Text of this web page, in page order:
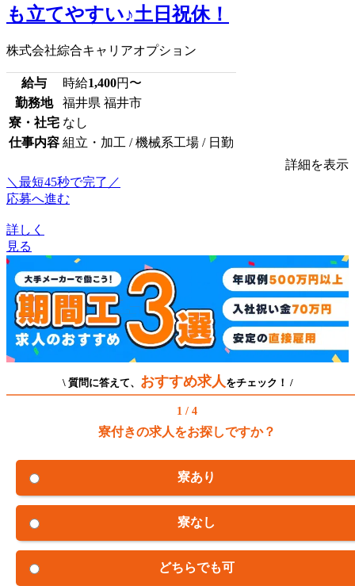
も立てやすい♪土日祝休！
株式会社綜合キャリアオプション
給与 時給1,400円〜
勤務地
福井県 福井市
寮・社宅 なし
仕事内容 組立・加工 / 機械系工場 / 日勤
詳細を表示
＼最短45秒で完了／
応募へ進む
詳しく
見る
\ 質問に答えて、 おすすめ求人 をチェック！ /
1 / 4
寮付きの求人をお探しですか？
寮あり
寮なし
どちらでも可